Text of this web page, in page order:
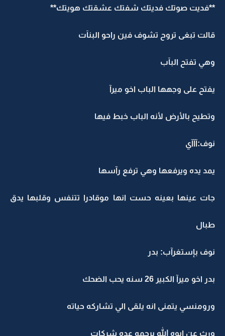
**فديت صوتك فديتك شفتك عشقتك هويتك**
قالت تبغى تروح تشوف فين راحو البنآت
وهي تفتح البآب
يفتح على وجهها الباب اخو ميرآ
وتطيح بالأرض لأنه الباب خبط فيها
نوف:آآآي
يمد يده ويرفعها وهي ترفع رآسها
جات عينها بعينه حست انها موقادرا تتنفس وقلبها يدق
طبال
نوف بإستغرآب: بدر
بدر اخو ميرآ الكبير 26 سنه يحب الضحك
ورومنسي يتمنى انه يلقى الي تشاركه حياته
ورث عن ابوه الله يرحمه عده شركات